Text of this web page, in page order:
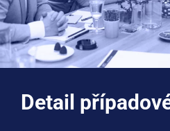
Detail